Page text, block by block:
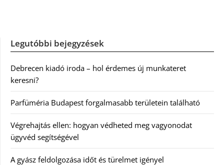
Legutóbbi bejegyzések
Debrecen kiadó iroda – hol érdemes új munkateret
keresni?
Parfüméria Budapest forgalmasabb területein található
Végrehajtás ellen: hogyan védheted meg vagyonodat
ügyvéd segítségével
A gyász feldolgozása időt és türelmet igényel